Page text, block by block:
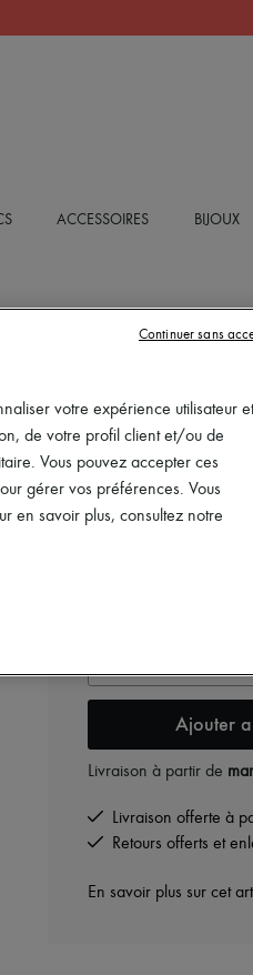
ACCESSOIRES BIJOUX
LE MONDE BERYL
Ballerines Stella
605 $
865 $ -30%
Ajouter
Livraison à partir de
Livraison offerte à
Retours offerts et
En savoir plus sur cet
votre expérience utilisateur et
de votre profil client et/ou de
Vous pouvez accepter ces
gérer vos préférences. Vous
en savoir plus, consultez notre
Continuer sans